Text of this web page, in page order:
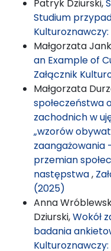
Patryk Dziurski,
Studium
Kulturoznawczy:
Małgorzata
an Example of
Załącznik
Małgorzata
społeczeństwa
zachodnich w
„wzorów
zaangażowania
przemian
następstwa,
(2025)
Anna
Dziurski,Wokół
badania
Kulturoznawczy: